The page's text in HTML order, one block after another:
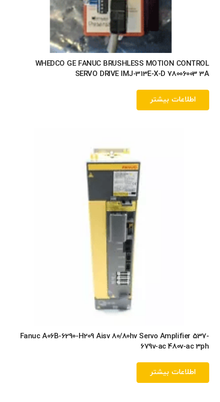
WHEDCO GE FANUC BRUSHLESS MOTION CONTROL
SERVO DRIVE IMJ-313E-X-D 78006003 3A
اطلاعات بیشتر
Fanuc A06B-6290-H209 Aisv 80/80hv Servo Amplifier 537-
679v-ac 480v-ac 3ph
اطلاعات بیشتر